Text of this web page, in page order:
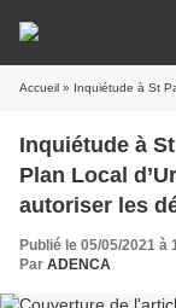
Accueil » Inquiétude à St Pathus : dans le
Inquiétude à
Plan Local
autoriser les
agricoles !
Publié le 05/05/2021 à
Par ADENCA